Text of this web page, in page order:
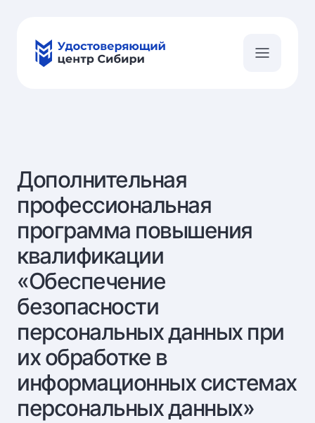
Дополнительная
профессиональная
программа повышения
квалификации
«Обеспечение
безопасности
персональных данных при
их обработке в
информационных системах
персональных данных»